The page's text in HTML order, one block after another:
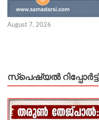
August 7, 2026
സ്പെഷ്യൽ റിപ്പോര്‍ട്ട്